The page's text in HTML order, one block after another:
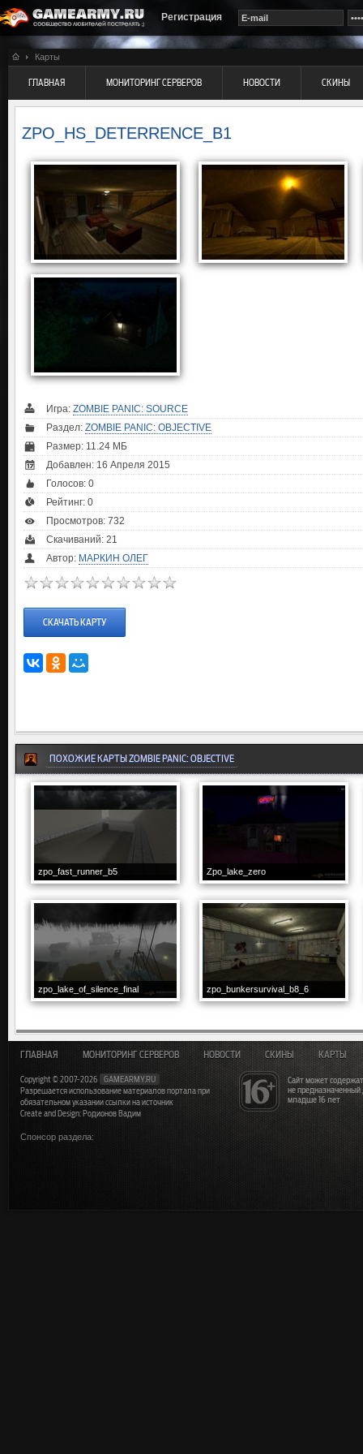
Регистрация
Карты
ГЛАВНАЯ МОНИТОРИНГ СЕРВЕРОВ НОВОСТИ СКИНЫ
ZPO_HS_DETERRENCE_B1
Игра: ZOMBIE PANIC: SOURCE
Раздел: ZOMBIE PANIC: OBJECTIVE
Размер: 11.24 МБ
Добавлен: 16 Апреля 2015
Голосов: 0
Рейтинг: 0
Просмотров: 732
Скачиваний: 21
Автор: МАРКИН ОЛЕГ
СКАЧАТЬ КАРТУ
ПОХОЖИЕ КАРТЫ ZOMBIE PANIC: OBJECTIVE
zpo_fast_runner_b5 Zpo_lake_zero
zpo_lake_of_silence_final zpo_bunkersurvival_b8_6
Сайт может
не
младше 16 лет
ГЛАВНАЯ МОНИТОРИНГ СЕРВЕРОВ НОВОСТИ СКИНЫ КАРТЫ
Copyright © 2007-2026
GAMEARMY.RU
Разрешается использование материалов портала при
обязательном указании ссылки на источник
Create and Design: Родионов Вадим
Спонсор раздела: